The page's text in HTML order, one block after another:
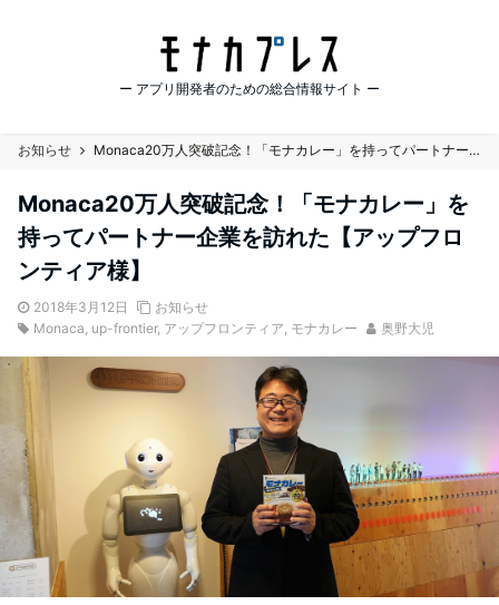
ー アプリ開発者のための総合情報サイト ー
お知らせ Monaca20万人突破記念！「モナカレー」を持ってパートナー企業を訪れた【アップフロンティア様】
Monaca20万人突破記念！「モナカレー」を
持ってパートナー企業を訪れた【アップフロ
ンティア様】
2018年3月12日
お知らせ
Monaca, up-frontier, アップフロンティア, モナカレー 奥野大児